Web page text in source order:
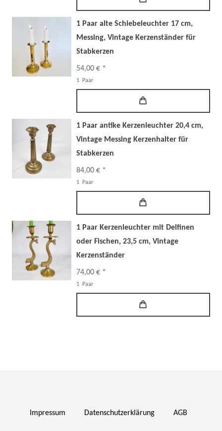
1 Paar alte Schiebeleuchter 17 cm,
Messing, Vintage Kerzenständer für
Stabkerzen
54,00 € *
1 Paar
1 Paar antike Kerzenleuchter 20,4 cm,
Vintage Messing Kerzenhalter für
Stabkerzen
84,00 € *
1 Paar
1 Paar Kerzenleuchter mit Delfinen
oder Fischen, 23,5 cm, Vintage
Kerzenständer
74,00 € *
1 Paar
Impressum Daten­schutz­erklärung AGB